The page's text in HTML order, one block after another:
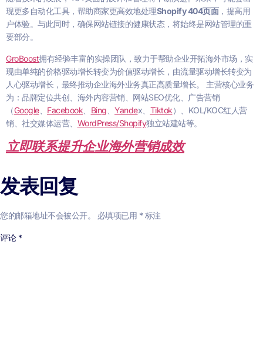
现更多自动化工具，帮助商家更高效地处理Shopify 404页面，提高用
户体验。与此同时，确保网站链接的健康状态，将始终是网站管理的重
要部分。
GroBoost拥有经验丰富的实操团队，致力于帮助企业开拓海外市场，实
现由单纯的价格驱动增长转变为价值驱动增长，由流量驱动增长转变为
人心驱动增长，最终推动企业海外业务真正高质量增长。 主营核心业务
为：品牌定位共创、海外内容营销、网站SEO优化、广告营销
（Google、 Facebook Bing Yandex、 Tiktok）、KOL/KOC红人营
销、社交媒体运营、 WordPress/Shopify独立站建站等。
立即联系提升企业海外营销成效
发表回复
您的邮箱地址不会被公开。 必填项已用 * 标注
评论 *